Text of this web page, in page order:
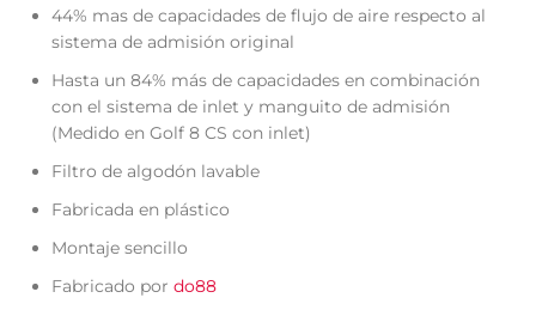
44% mas de capacidades de flujo de aire respecto al
sistema de admisión original
Hasta un 84% más de capacidades en combinación
con el sistema de inlet y manguito de admisión
(Medido en Golf 8 CS con inlet)
Filtro de algodón lavable
Fabricada en plástico
Montaje sencillo
Fabricado pordo88